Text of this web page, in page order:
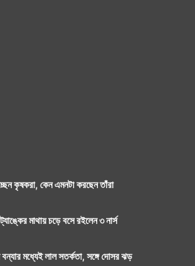
কৃষকরা, কেন এমনটা করছেন তাঁরা
মাথায় চড়ে বসে রইলেন ৩ নার্স
বন্যার মধ্যেই লাল সতর্কতা, সঙ্গে দোসর ঝড়